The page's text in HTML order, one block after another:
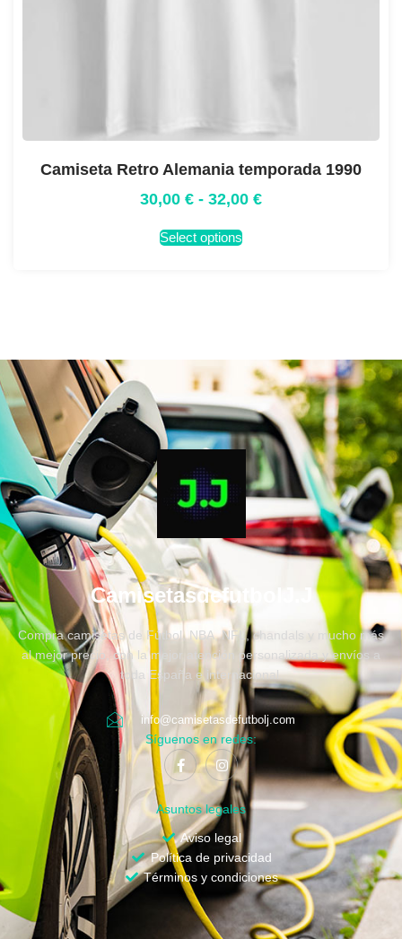
Camiseta Retro Alemania temporada 1990
30,00 € - 32,00 €
Select options
CamisetasdefutbolJ.J
Compra camisetas de Fútbol, NBA, NFL, chandals y mucho más
al mejor precio, con la mejor atención personalizada y envíos a
toda España e internacional.
info@camisetasdefutbolj.com
Síguenos en redes:
Asuntos legales
Aviso legal
Política de privacidad
Términos y condiciones